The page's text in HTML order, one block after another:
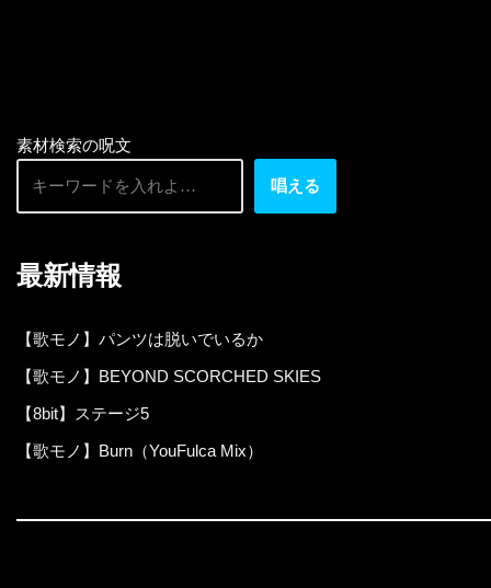
素材検索の呪文
唱える
最新情報
【歌モノ】パンツは脱いでいるか
【歌モノ】BEYOND SCORCHED SKIES
【8bit】ステージ5
【歌モノ】Burn（YouFulca Mix）